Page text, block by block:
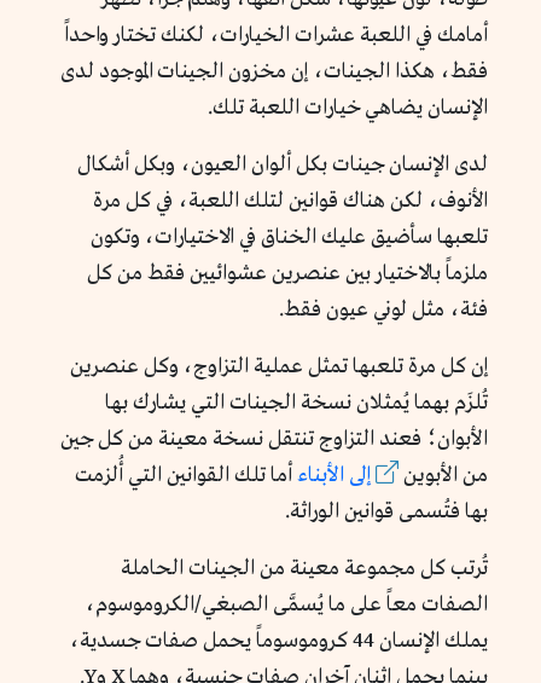
أمامك في اللعبة عشرات الخيارات، لكنك تختار واحداً
فقط، هكذا الجينات، إن مخزون الجينات الموجود لدى
الإنسان يضاهي خيارات اللعبة تلك.
لدى الإنسان جينات بكل ألوان العيون، وبكل أشكال
الأنوف، لكن هناك قوانين لتلك اللعبة، في كل مرة
تلعبها سأضيق عليك الخناق في الاختيارات، وتكون
ملزماً بالاختيار بين عنصرين عشوائيين فقط من كل
فئة، مثل لوني عيون فقط.
إن كل مرة تلعبها تمثل عملية التزاوج، وكل عنصرين
تُلزَم بهما يُمثلان نسخة الجينات التي يشارك بها
الأبوان؛ فعند التزاوج تنتقل نسخة معينة من كل جين
من الأبوين
إلى الأبناء أما تلك القوانين التي أُلزمت
بها فتُسمى قوانين الوراثة.
تُرتب كل مجموعة معينة من الجينات الحاملة
الصفات معاً على ما يُسمَّى الصبغي/الكروموسوم،
يملك الإنسان 44 كروموسوماً يحمل صفات جسدية،
بينما يحمل اثنان آخران صفات جنسية، وهما X وY.